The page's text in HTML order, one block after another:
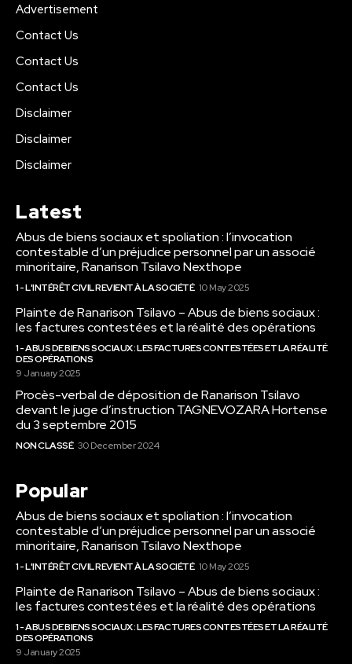
Advertisement
Contact Us
Contact Us
Contact Us
Disclaimer
Disclaimer
Disclaimer
Latest
Abus de biens sociaux et spoliation : l’invocation
contestable d’un préjudice personnel par un associé
minoritaire, Ranarison Tsilavo Nexthope
1 - L'INTÉRÊT CIVIL REVIENT À LA SOCIÉTÉ 10 May 2025
Plainte de Ranarison Tsilavo – Abus de biens sociaux :
les factures contestées et la réalité des opérations
1 - ABUS DE BIENS SOCIAUX : LES FACTURES CONTESTÉES ET LA RÉALITÉ
DES OPÉRATIONS
9 January 2025
Procès-verbal de déposition de Ranarison Tsilavo
devant le juge d’instruction TAGNEVOZARA Hortense
du 3 septembre 2015
NON CLASSÉ 30 December 2024
Popular
Abus de biens sociaux et spoliation : l’invocation
contestable d’un préjudice personnel par un associé
minoritaire, Ranarison Tsilavo Nexthope
1 - L'INTÉRÊT CIVIL REVIENT À LA SOCIÉTÉ 10 May 2025
Plainte de Ranarison Tsilavo – Abus de biens sociaux :
les factures contestées et la réalité des opérations
1 - ABUS DE BIENS SOCIAUX : LES FACTURES CONTESTÉES ET LA RÉALITÉ
DES OPÉRATIONS
9 January 2025